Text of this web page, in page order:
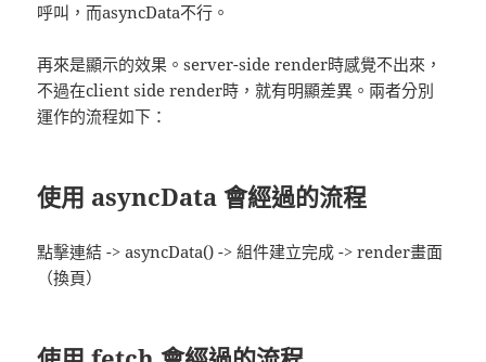
呼叫，而asyncData不行。
再來是顯示的效果。server-side render時感覺不出來，
不過在client side render時，就有明顯差異。兩者分別
運作的流程如下：
使用 asyncData 會經過的流程
點擊連結 -> asyncData() -> 組件建立完成 -> render畫面
（換頁）